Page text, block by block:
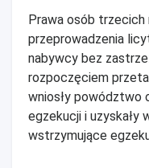
Prawa osób trzecich
przeprowadzenia
nabywcy bez
rozpoczęciem
wniosły powództwo
egzekucji i uzyskały
wstrzymujące